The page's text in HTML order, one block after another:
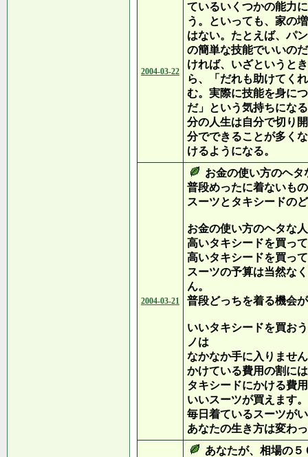
2004-03-22
ているいくつかの能力
う。といっても、家の
はない。たとえば、パ
の簡単な技能でいいの
ければ、いざというと
ら、「だれも助けてく
む。実際に技能を身に
だ」という気持ちにな
分の人生は自分で切り
分でできることが多く
けるようになる。
2004-03-21
お金の使い方のヘタ
普段めったに着ないも
スーツとタキシードの
お金の使い方のヘタな
高いタキシードを買っ
高いタキシードを買っ
スーツの予算は当然な
ん。
普段どっちを着る機会
いいタキシードを買お
ノは
なかなか手に入りませ
かけている費用の割に
タキシードにかける費
いいスーツが買えます。
毎日着ているスーツが
あなたの生き方は変わ
あなたが、相場の５